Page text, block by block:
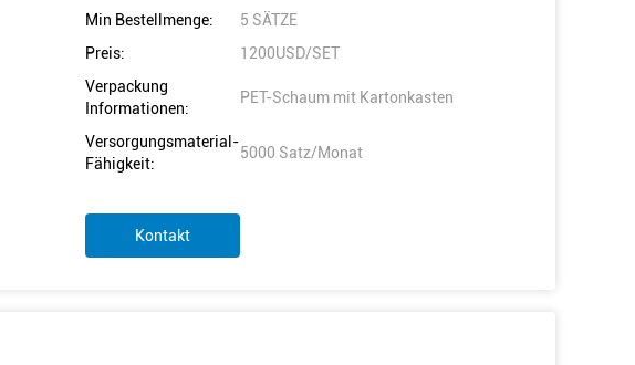
Min Bestellmenge:
5 SÄTZE
Preis:
1200USD/SET
Verpackung
Informationen:
PET-Schaum mit Kartonkasten
Versorgungsmaterial-
Fähigkeit:
5000 Satz/Monat
Kontakt